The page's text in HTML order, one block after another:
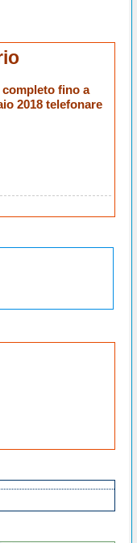
completo fino a
2018 telefonare